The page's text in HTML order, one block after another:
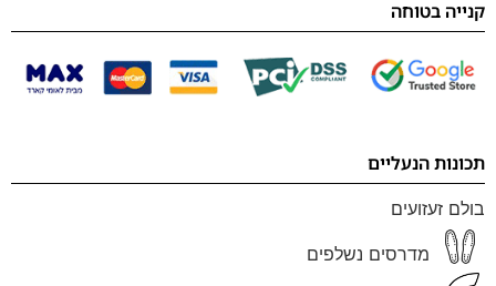
קנייה בטוחה
תכונות הנעליים
בולם זעזועים
מדרסים נשלפים